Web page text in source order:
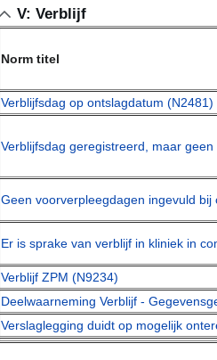
V: Verblijf
Norm titel
Verblijfsdag op ontslagdatum (N2481)
Verblijfsdag geregistreerd, maar
Geen voorverpleegdagen ingevuld
Er is sprake van verblijf in kliniek in
Verblijf ZPM (N9234)
Deelwaarneming Verblijf -
Verslaglegging duidt op mogelijk